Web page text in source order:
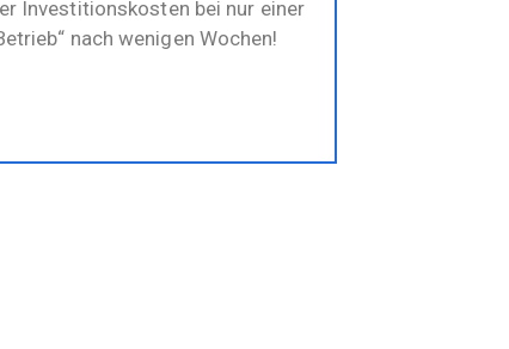
Investitionskosten bei nur einer
nach wenigen Wochen!